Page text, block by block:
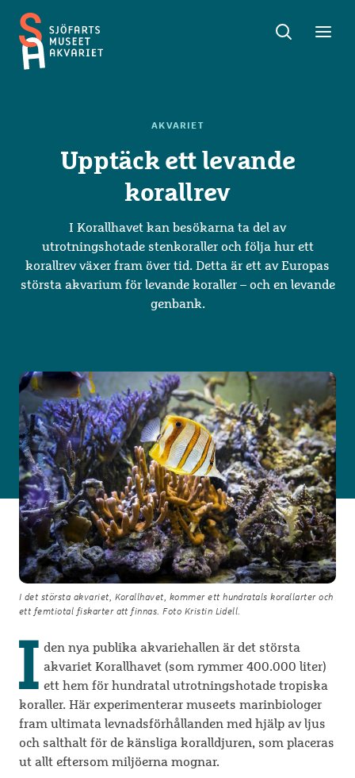
Sjöfartsmuseet
Toggle
AKVARIET
Upptäck ett levande
korallrev
I Korallhavet kan besökarna ta del av
utrotningshotade stenkoraller och följa hur ett
korallrev växer fram över tid. Detta är ett av Europas
största akvarium för levande koraller – och en levande
genbank.
I det största akvariet, Korallhavet, kommer ett hundratals korallarter och
ett femtiotal fiskarter att finnas. Foto Kristin Lidell.
I den nya publika akvariehallen är det största
akvariet Korallhavet (som rymmer 400.000 liter)
ett hem för hundratal utrotningshotade tropiska
koraller. Här experimenterar museets marinbiologer
fram ultimata levnadsförhållanden med hjälp av ljus
och salthalt för de känsliga koralldjuren, som placeras
ut allt eftersom miljöerna mognar.